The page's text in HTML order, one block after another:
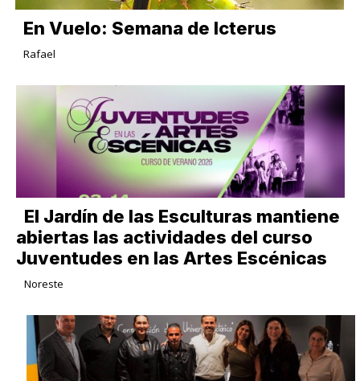
En Vuelo: Semana de Icterus
Rafael
El Jardín de las Esculturas mantiene
abiertas las actividades del curso
Juventudes en las Artes Escénicas
Noreste